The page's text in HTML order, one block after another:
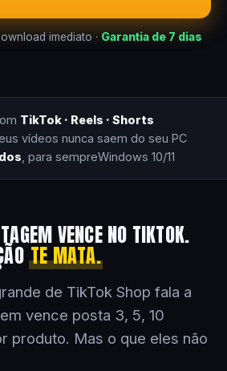
imediato · Garantia de 7 dias
TikTok · Reels · Shorts
vídeos nunca saem do seu PC
, para sempreWindows 10/11
VENCE NO TIKTOK.
TE MATA.
de TikTok Shop fala a
vence posta 3, 5, 10
produto. Mas o que eles não